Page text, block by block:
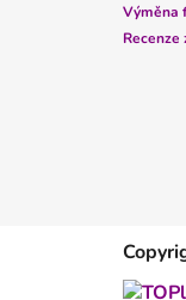
Výměna
Recenze